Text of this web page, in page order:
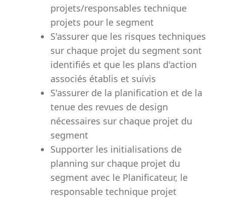
projets/responsables technique
projets pour le segment
S'assurer que les risques techniques
sur chaque projet du segment sont
identifiés et que les plans d'action
associés établis et suivis
S'assurer de la planification et de la
tenue des revues de design
nécessaires sur chaque projet du
segment
Supporter les initialisations de
planning sur chaque projet du
segment avec le Planificateur, le
responsable technique projet